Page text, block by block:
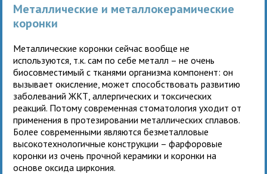
Металлические и металлокерамические
коронки
Металлические коронки сейчас вообще не
используются, т.к. сам по себе металл – не очень
биосовместимый с тканями организма компонент: он
вызывает окисление, может способствовать развитию
заболеваний ЖКТ, аллергических и токсических
реакций. Потому современная стоматология уходит от
применения в протезировании металлических сплавов.
Более современными являются безметалловые
высокотехнологичные конструкции – фарфоровые
коронки из очень прочной керамики и коронки на
основе оксида циркония.